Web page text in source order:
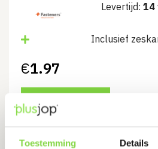
Toestemming Details
Levertijd: 14
Inclusief
€1.97
Bekijk product